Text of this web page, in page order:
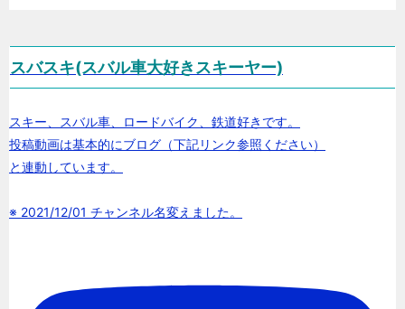
スバスキ(スバル車大好きスキーヤー)
スキー、スバル車、ロードバイク、鉄道好きです。
投稿動画は基本的にブログ（下記リンク参照ください）
と連動しています。
※ 2021/12/01 チャンネル名変えました。